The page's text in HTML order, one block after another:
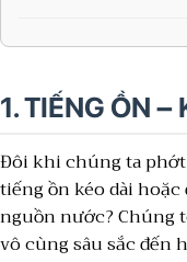
1. TIẾNG ỒN
Đôi khi chúng ta phớt
tiếng ồn kéo dài
nguồn nước? Chúng
vô cùng sâu sắc đến